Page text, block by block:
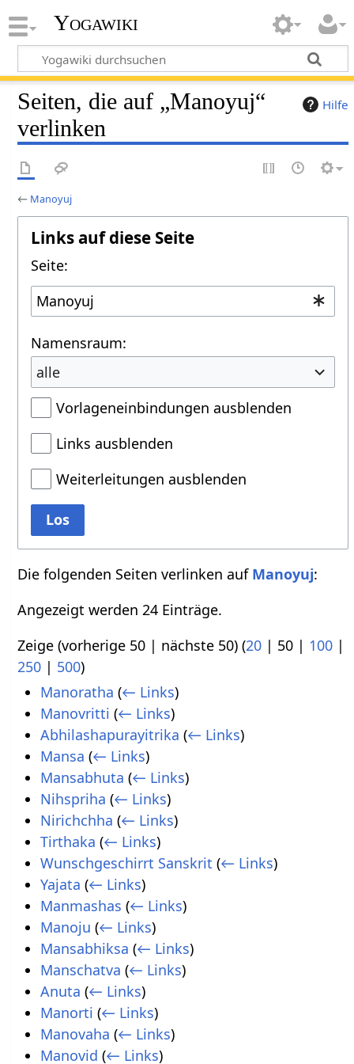
Yogawiki
Hilfe
Seiten, die auf „Manoyuj“
verlinken
← Manoyuj
Links auf diese Seite
Seite:
Namensraum:
alle
Vorlageneinbindungen ausblenden
Links ausblenden
Weiterleitungen ausblenden
Los
Die folgenden Seiten verlinken auf Manoyuj:
Angezeigt werden 24 Einträge.
Zeige (vorherige 50 | nächste 50) (20 | 50 | 100 |
250 | 500)
Manoratha (← Links)
Manovritti (← Links)
Abhilashapurayitrika (← Links)
Mansa (← Links)
Mansabhuta (← Links)
Nihspriha (← Links)
Nirichchha (← Links)
Tirthaka (← Links)
Wunschgeschirrt Sanskrit (← Links)
Yajata (← Links)
Manmashas (← Links)
Manoju (← Links)
Mansabhiksa (← Links)
Manschatva (← Links)
Anuta (← Links)
Manorti (← Links)
Manovaha (← Links)
Manovid (← Links)